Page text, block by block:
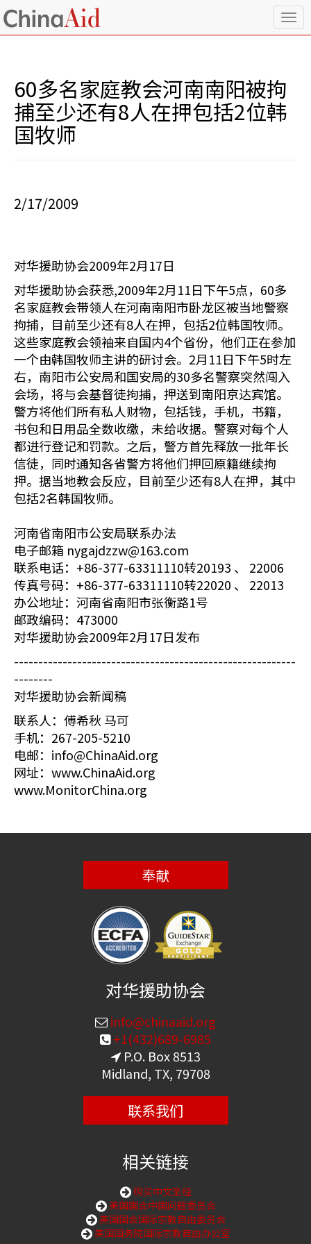
T
o
60多名家庭教会河南南阳被拘
捕至少还有8人在押包括2位韩
国牧师
2/17/2009
对华援助协会2009年2月17日
对华援助协会获悉,2009年2月11日下午5点，60多
名家庭教会带领人在河南南阳市卧龙区被当地警察
拘捕，目前至少还有8人在押，包括2位韩国牧师。
这些家庭教会领袖来自国内4个省份，他们正在参加
一个由韩国牧师主讲的研讨会。2月11日下午5时左
右，南阳市公安局和国安局的30多名警察突然闯入
会场，将与会基督徒拘捕，押送到南阳京达宾馆。
警方将他们所有私人财物，包括钱，手机，书籍，
书包和日用品全数收缴，未给收据。警察对每个人
都进行登记和罚款。之后，警方首先释放一批年长
信徒，同时通知各省警方将他们押回原籍继续拘
押。据当地教会反应，目前至少还有8人在押，其中
包括2名韩国牧师。
河南省南阳市公安局联系办法
电子邮箱 nygajdzzw@163.com
联系电话：+86-377-63311110转20193 、 22006
传真号码：+86-377-63311110转22020 、 22013
办公地址：河南省南阳市张衡路1号
邮政编码：473000
对华援助协会2009年2月17日发布
----------------------------------------------------------
--------
对华援助协会新闻稿
联系人：傅希秋 马可
手机：267-205-5210
电邮：info@ChinaAid.org
网址：www.ChinaAid.org
www.MonitorChina.org
奉献
对华援助协会
info@chinaaid.org
+1(432)689-6985
P.O. Box 8513
Midland, TX, 79708
联系我们
相关链接
购买中文圣经
美国国会中国问题委员会
美国国会国际宗教自由委员会
美国国务院国际宗教自由办公室